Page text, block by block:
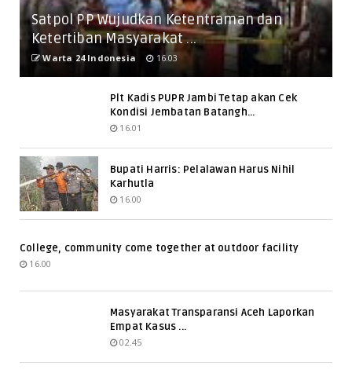
Satpol PP Wujudkan Ketentraman dan
Ketertiban Masyarakat ...
Warta 24 Indonesia 16.03
Plt Kadis PUPR Jambi Tetap akan Cek
Kondisi Jembatan Batangh...
16.01
Bupati Harris: Pelalawan Harus Nihil
Karhutla
16.00
College, community come together at outdoor facility
16.00
Masyarakat Transparansi Aceh Laporkan
Empat Kasus ...
02.45